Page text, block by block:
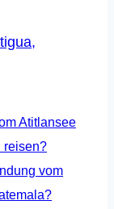
Atitlansee
reisen?
vom